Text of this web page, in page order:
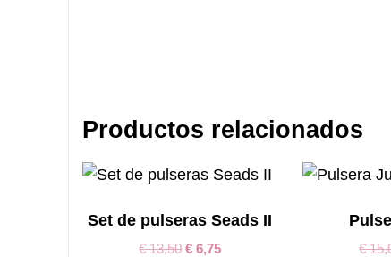
Productos relacionados
Set de pulseras Seads II
€13,50 € 6,75 €